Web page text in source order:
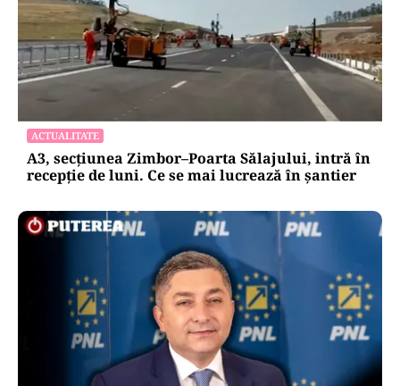
ACTUALITATE
A3, secțiunea Zimbor–Poarta Sălajului, intră în
recepție de luni. Ce se mai lucrează în șantier